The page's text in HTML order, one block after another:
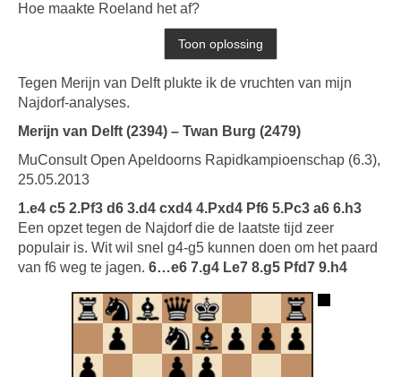
Hoe maakte Roeland het af?
Tegen Merijn van Delft plukte ik de vruchten van mijn
Najdorf-analyses.
Merijn van Delft (2394) – Twan Burg (2479)
MuConsult Open Apeldoorns Rapidkampioenschap (6.3),
25.05.2013
1.e4 c5 2.Pf3 d6 3.d4 cxd4 4.Pxd4 Pf6 5.Pc3 a6 6.h3
Een opzet tegen de Najdorf die de laatste tijd zeer
populair is. Wit wil snel g4-g5 kunnen doen om het paard
van f6 weg te jagen. 6…e6 7.g4 Le7 8.g5 Pfd7 9.h4